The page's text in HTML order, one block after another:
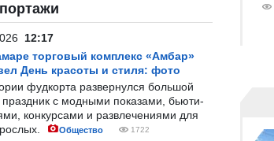
12:17
торговый комплекс «Амбар»
День красоты и стиля: фото
фудкорта развернулся большой
с модными показами, бьюти-
конкурсами и развлечениями для
Общество 1722